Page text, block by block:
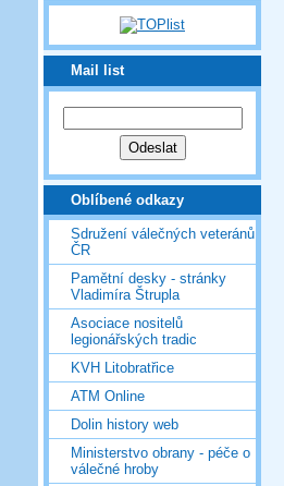
Mail list
Oblíbené odkazy
Sdružení válečných veteránů
ČR
Pamětní desky - stránky
Vladimíra Štrupla
Asociace nositelů
legionářských tradic
KVH Litobratřice
ATM Online
Dolin history web
Ministerstvo obrany - péče o
válečné hroby